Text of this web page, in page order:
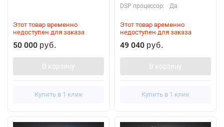
Этот товар временно
недоступен для заказа
50 000 руб.
В корзину
Купить в 1 клик
DSP процессор: Да
Этот товар временно
недоступен для заказа
49 040 руб.
В корзину
Купить в 1 клик